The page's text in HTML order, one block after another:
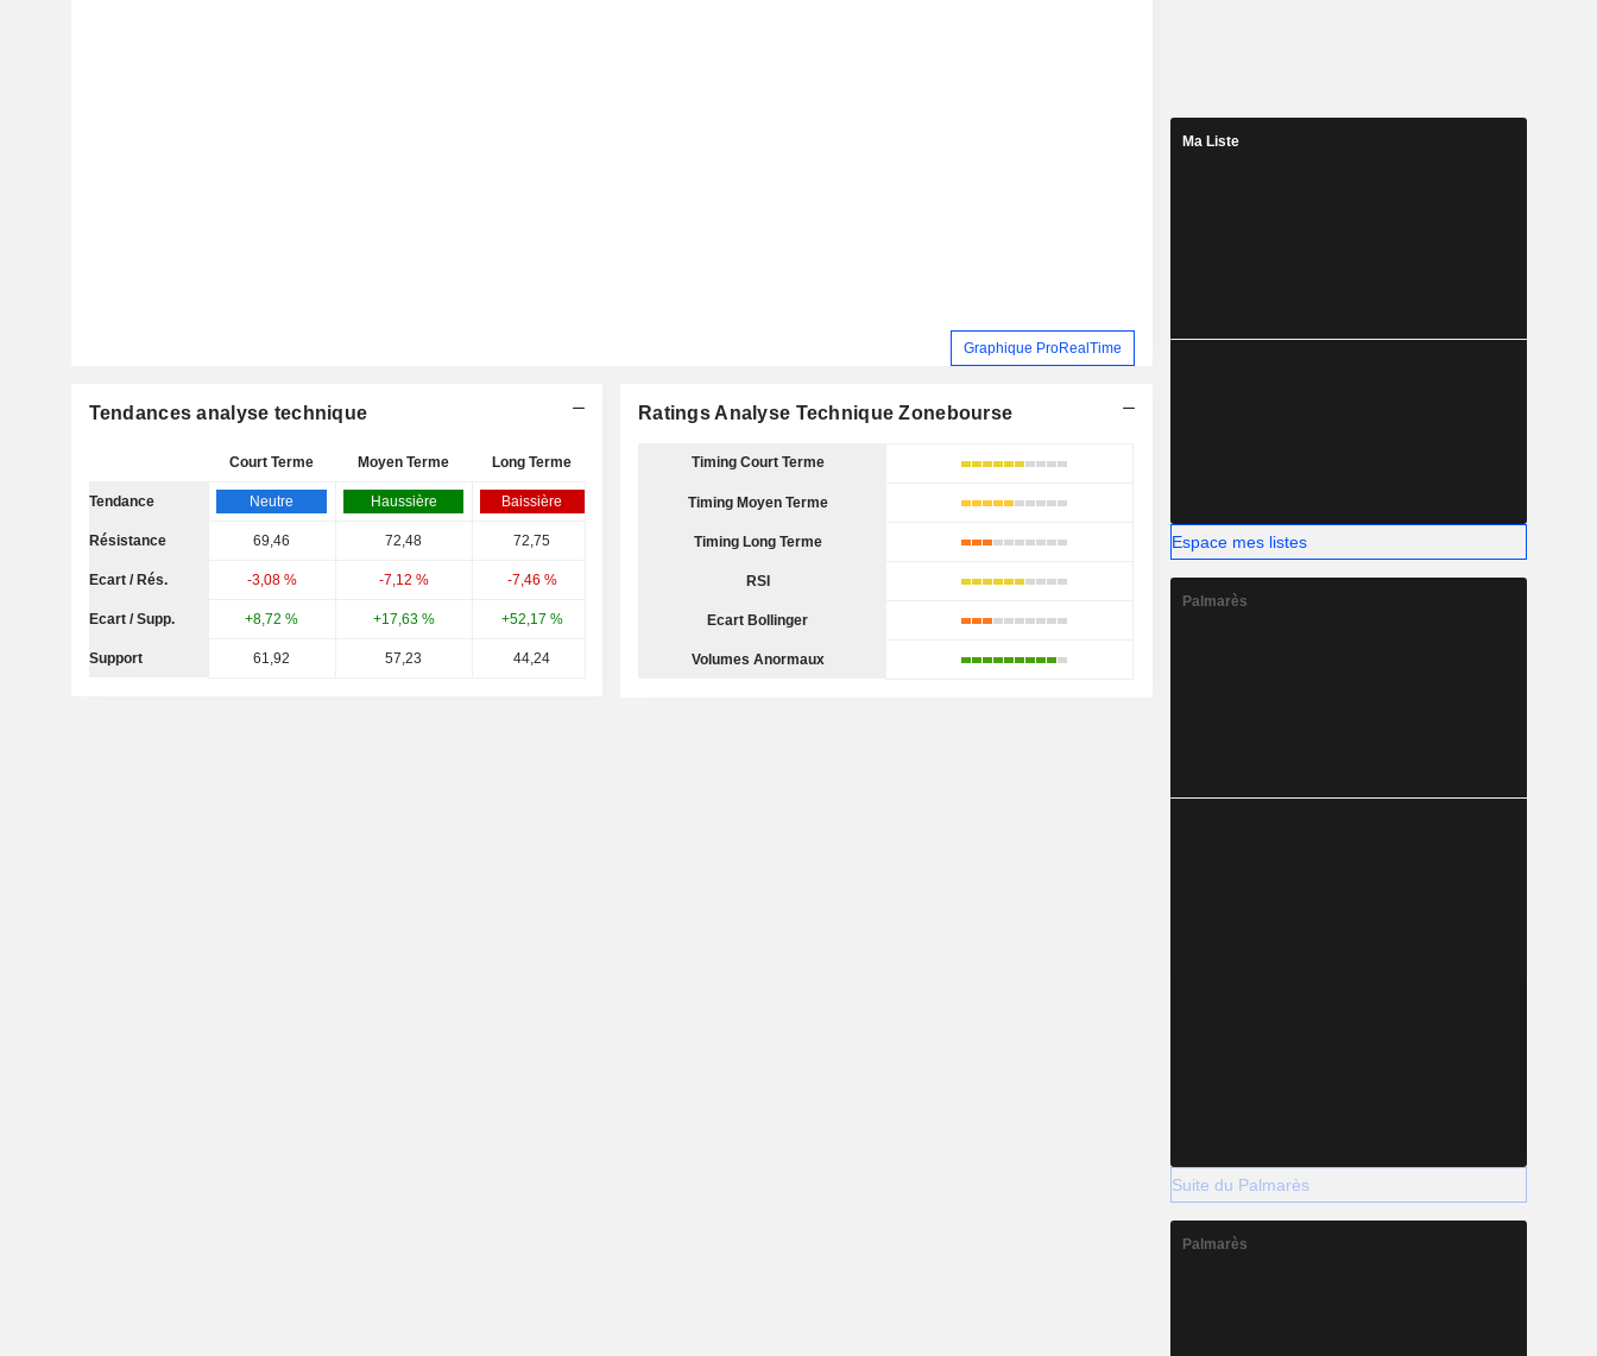
Graphique ProRealTime
Tendances analyse technique
Court Terme Moyen Terme Long Terme
Tendance Neutre Haussière Baissière
Résistance 69,46 72,48 72,75
Ecart / Rés. -3,08 % -7,12 % -7,46 %
Ecart / Supp. +8,72 % +17,63 % +52,17 %
Support 61,92 57,23 44,24
Ratings Analyse Technique Zonebourse
Timing Court Terme
Timing Moyen Terme
Timing Long Terme
RSI
Ecart Bollinger
Volumes Anormaux
Ma Liste
Espace mes listes
Palmarès
Suite du Palmarès
Palmarès